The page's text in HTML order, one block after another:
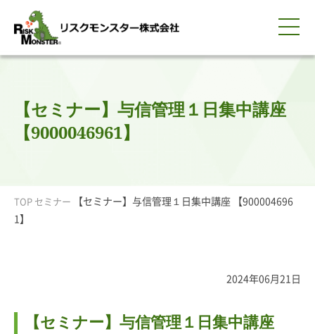
0120-259-440
資料請求
会員ログイン
簡体中文
ENGLISH
【セミナー】与信管理１日集中講座
【9000046961】
TOP セミナー
【セミナー】与信管理１日集中講座 【900004696
1】
2024年06月21日
【セミナー】与信管理１日集中講座